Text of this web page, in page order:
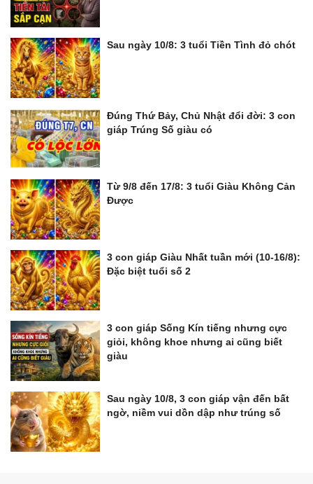
Sau ngày 10/8: 3 tuổi Tiền Tình đỏ chót
Đúng Thứ Bảy, Chủ Nhật đổi đời: 3 con
giáp Trúng Số giàu có
Từ 9/8 đến 17/8: 3 tuổi Giàu Không Cản
Được
3 con giáp Giàu Nhất tuần mới (10-16/8):
Đặc biệt tuổi số 2
3 con giáp Sống Kín tiếng nhưng cực
giỏi, không khoe nhưng ai cũng biết
giàu
Sau ngày 10/8, 3 con giáp vận đến bất
ngờ, niềm vui dồn dập như trúng số